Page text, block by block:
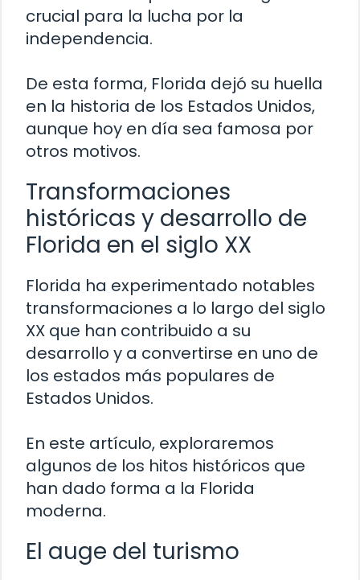
crucial para la lucha por la
independencia.
De esta forma, Florida dejó su huella
en la historia de los Estados Unidos,
aunque hoy en día sea famosa por
otros motivos.
Transformaciones
históricas y desarrollo de
Florida en el siglo XX
Florida ha experimentado notables
transformaciones a lo largo del siglo
XX que han contribuido a su
desarrollo y a convertirse en uno de
los estados más populares de
Estados Unidos.
En este artículo, exploraremos
algunos de los hitos históricos que
han dado forma a la Florida
moderna.
El auge del turismo